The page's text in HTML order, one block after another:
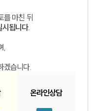
를 마친 뒤
됩니다.
,
겠습니다.
온라인상담